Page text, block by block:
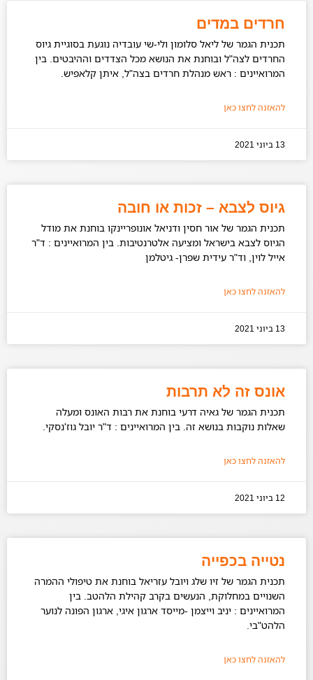
חרדים במדים
תכנית הגמר של ליאל סלומון ולי-שי עובדיה נוגעת בסוגיית גיוס
החרדים לצה"ל ובוחנת את הנושא מכל הצדדים וההיבטים. בין
המרואיינים : ראש מנהלת חרדים בצה"ל, איתן קלאפיש.
להאזנה לחצו כאן
13 ביוני 2021
גיוס לצבא – זכות או חובה
תכנית הגמר של אור חסין ודניאל אונופריינקו בוחנת את מודל
הגיוס לצבא בישראל ומציעה אלטרנטיבות. בין המרואיינים : ד"ר
אייל לוין, וד"ר עידית שפרן- גיטלמן
להאזנה לחצו כאן
13 ביוני 2021
אונס זה לא תרבות
תכנית הגמר של גאיה דרעי בוחנת את רבות האונס ומעלה
שאלות נוקבות בנושא זה. בין המרואיינים : ד"ר יובל גוז'נסקי.
להאזנה לחצו כאן
12 ביוני 2021
נטייה בכפייה
תכנית הגמר של זיו שלג ויובל עזריאל בוחנת את טיפולי ההמרה
השנויים במחלוקת, הנעשים בקרב קהילת הלהטב. בין
המרואיינים : יניב וייצמן -מייסד ארגון איגי, ארגון הפונה לנוער
הלהט"בי.
להאזנה לחצו כאן